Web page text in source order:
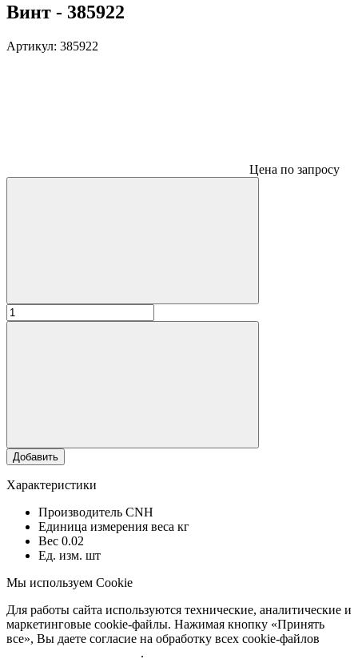
Винт - 385922
Артикул: 385922
Цена по запросу
Добавить
Характеристики
Производитель CNH
Единица измерения веса кг
Вес 0.02
Ед. изм. шт
Мы используем Cookie
Для работы сайта используются технические, аналитические и
маркетинговые cookie-файлы. Нажимая кнопку «Принять
все», Вы даете согласие на обработку всех cookie-файлов
.